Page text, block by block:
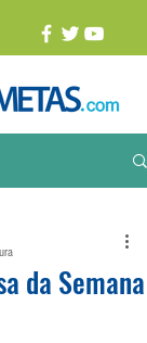
da Semana